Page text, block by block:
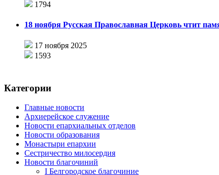
1794
18 ноября Русская Православная Церковь чтит
17 ноября 2025
1593
Категории
Главные новости
Архиерейское служение
Новости епархиальных отделов
Новости образования
Монастыри епархии
Сестричество милосердия
Новости благочиний
I Белгородское благочиние